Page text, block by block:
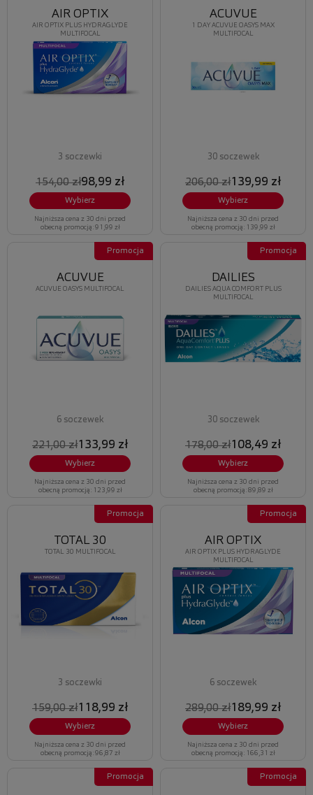
AIR OPTIX PLUS HYDRAGLYDE
MULTIFOCAL
AIR OPTIX
3 soczewki
154,00 zł98,99 zł
Wybierz
Najniższa cena z 30 dni przed
obecną promocją: 91,99 zł
1 DAY ACUVUE OASYS MAX
MULTIFOCAL
ACUVUE
30 soczewek
206,00 zł139,99 zł
Wybierz
Najniższa cena z 30 dni przed
obecną promocją: 139,99 zł
Promocja
ACUVUE OASYS MULTIFOCAL
ACUVUE
6 soczewek
221,00 zł133,99 zł
Wybierz
Najniższa cena z 30 dni przed
obecną promocją: 123,99 zł
Promocja
DAILIES AQUA COMFORT PLUS
MULTIFOCAL
DAILIES
30 soczewek
178,00 zł108,49 zł
Wybierz
Najniższa cena z 30 dni przed
obecną promocją: 89,89 zł
Promocja
TOTAL 30 MULTIFOCAL
TOTAL 30
3 soczewki
159,00 zł118,99 zł
Wybierz
Najniższa cena z 30 dni przed
obecną promocją: 96,87 zł
Promocja
AIR OPTIX PLUS HYDRAGLYDE
MULTIFOCAL
AIR OPTIX
6 soczewek
289,00 zł189,99 zł
Wybierz
Najniższa cena z 30 dni przed
obecną promocją: 166,31 zł
Promocja Promocja